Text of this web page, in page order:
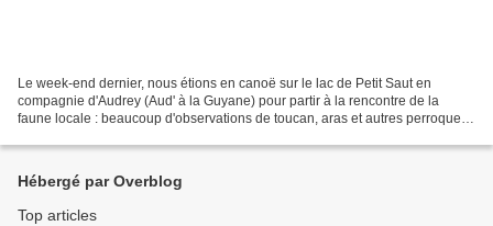
Le week-end dernier, nous étions en canoë sur le lac de Petit Saut en
compagnie d'Audrey (Aud' à la Guyane) pour partir à la rencontre de la
faune locale : beaucoup d'observations de toucan, aras et autres perroquets,
Hébergé par Overblog
Top articles